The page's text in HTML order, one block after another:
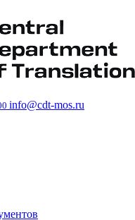
info@cdt-mos.ru